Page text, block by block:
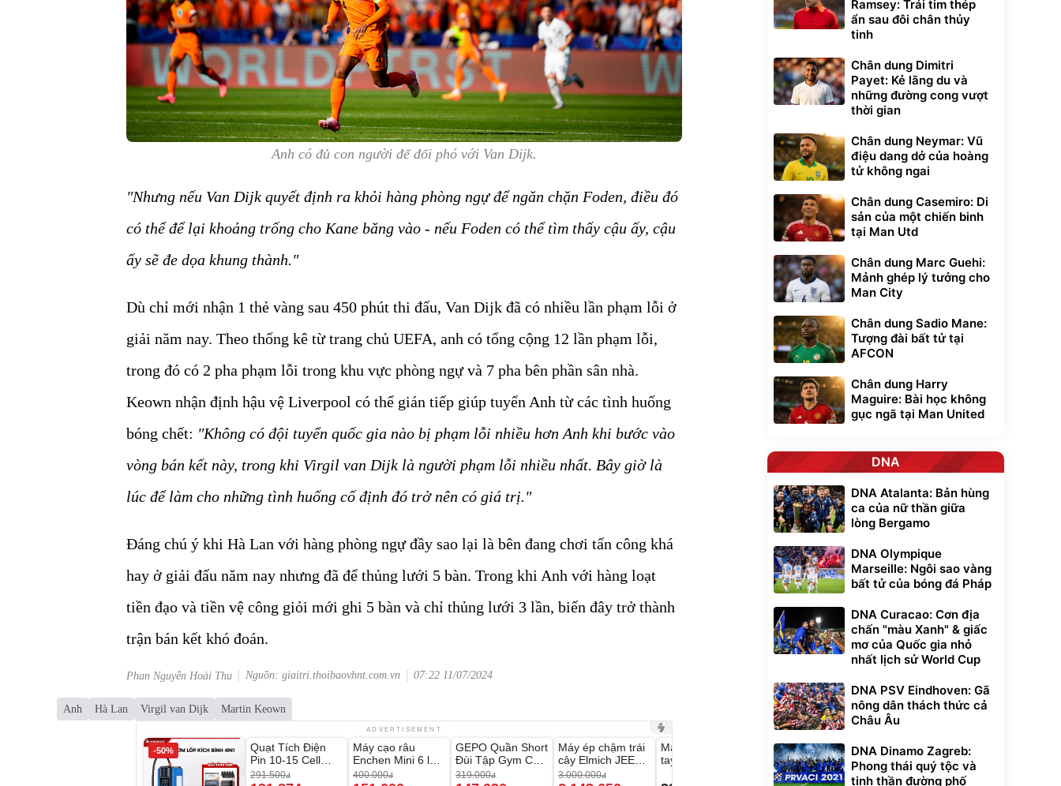
Anh có đủ con người để đối phó với Van Dijk.
"Nhưng nếu Van Dijk quyết định ra khỏi hàng phòng ngự để ngăn chặn Foden, điều đó
có thể để lại khoảng trống cho Kane băng vào - nếu Foden có thể tìm thấy cậu ấy, cậu
ấy sẽ đe dọa khung thành."
Dù chỉ mới nhận 1 thẻ vàng sau 450 phút thi đấu, Van Dijk đã có nhiều lần phạm lỗi ở
giải năm nay. Theo thống kê từ trang chủ UEFA, anh có tổng cộng 12 lần phạm lỗi,
trong đó có 2 pha phạm lỗi trong khu vực phòng ngự và 7 pha bên phần sân nhà.
Keown nhận định hậu vệ Liverpool có thể gián tiếp giúp tuyển Anh từ các tình huống
bóng chết: "Không có đội tuyển quốc gia nào bị phạm lỗi nhiều hơn Anh khi bước vào
vòng bán kết này, trong khi Virgil van Dijk là người phạm lỗi nhiều nhất. Bây giờ là
lúc để làm cho những tình huống cố định đó trở nên có giá trị."
Đáng chú ý khi Hà Lan với hàng phòng ngự đầy sao lại là bên đang chơi tấn công khá
hay ở giải đấu năm nay nhưng đã để thủng lưới 5 bàn. Trong khi Anh với hàng loạt
tiền đạo và tiền vệ công giỏi mới ghi 5 bàn và chỉ thủng lưới 3 lần, biến đây trở thành
trận bán kết khó đoán.
Phan Nguyễn Hoài Thu Nguồn: giaitri.thoibaovhnt.com.vn 07:22 11/07/2024
Anh Hà Lan Virgil van Dijk Martin Keown
ADVERTISEMENT
-50% -54%
Quạt Tích Điện
Pin 10-15 Cell
Dùng Liên Tục 4-
291.500đ
-62%
Unmute
Máy cạo râu
Enchen Mini 6 lưỡi
dao kép mỏng
400.000đ
-53%
GEPO Quần Short
Đùi Tập Gym Cạp
Cao Lưng
319.000đ
-28%
Máy ép chậm trái
cây Elmich JEE
1855OL
3.000.000đ
Máy rửa xe cầm
tay xịt rửa cao áp
Ramsey: Trái tim thép
ẩn sau đôi chân thủy
tinh
Chân dung Dimitri
Payet: Kẻ lãng du và
những đường cong vượt
thời gian
Chân dung Neymar: Vũ
điệu dang dở của hoàng
tử không ngai
Chân dung Casemiro: Di
sản của một chiến binh
tại Man Utd
Chân dung Marc Guehi:
Mảnh ghép lý tưởng cho
Man City
Chân dung Sadio Mane:
Tượng đài bất tử tại
AFCON
Chân dung Harry
Maguire: Bài học không
gục ngã tại Man United
DNA
DNA Atalanta: Bản hùng
ca của nữ thần giữa
lòng Bergamo
DNA Olympique
Marseille: Ngôi sao vàng
bất tử của bóng đá Pháp
DNA Curacao: Cơn địa
chấn "màu Xanh" & giấc
mơ của Quốc gia nhỏ
nhất lịch sử World Cup
DNA PSV Eindhoven: Gã
nông dân thách thức cả
Châu Âu
DNA Dinamo Zagreb:
Phong thái quý tộc và
tinh thần đường phố